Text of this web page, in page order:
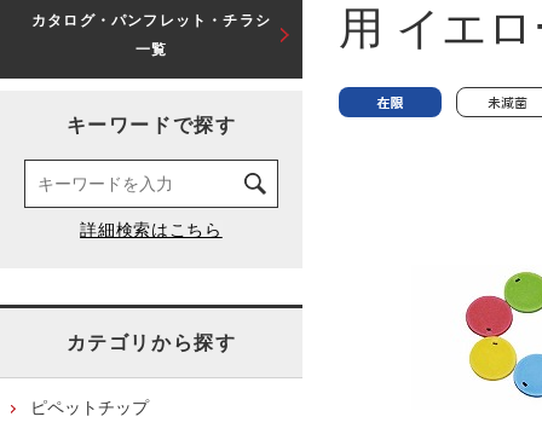
用 イエ
カタログ・パンフレット・チラシ
一覧
キーワードで探す
カテゴリから探す
ピペットチップ